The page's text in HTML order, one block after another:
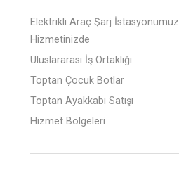
Elektrikli Araç Şarj İstasyonumuz
Hizmetinizde
Uluslararası İş Ortaklığı
Toptan Çocuk Botlar
Toptan Ayakkabı Satışı
Hizmet Bölgeleri